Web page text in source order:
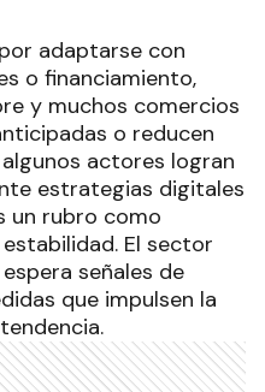
adaptarse con
o financiamiento,
y muchos comercios
o reducen
actores logran
estrategias digitales
un rubro como
El sector
señales de
que impulsen la